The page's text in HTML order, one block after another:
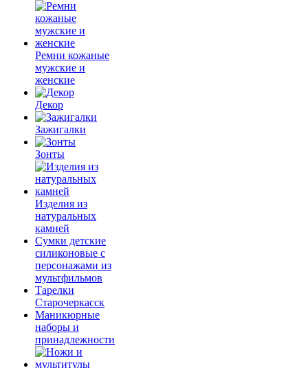
Ремни кожаные
мужские и
женские
Декор
Зажигалки
Зонты
Изделия из
натуральных
камней
Сумки детские
силиконовые с
персонажами из
мультфильмов
Тарелки
Старочеркасск
Маникюрные
наборы и
принадлежности